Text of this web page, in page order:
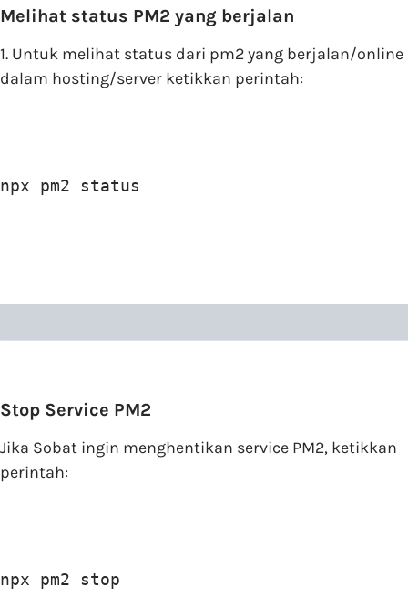
Melihat status PM2 yang berjalan
1. Untuk melihat status dari pm2 yang berjalan/online
dalam hosting/server ketikkan perintah:
npx pm2 status
Stop Service PM2
Jika Sobat ingin menghentikan service PM2, ketikkan
perintah:
npx pm2 stop